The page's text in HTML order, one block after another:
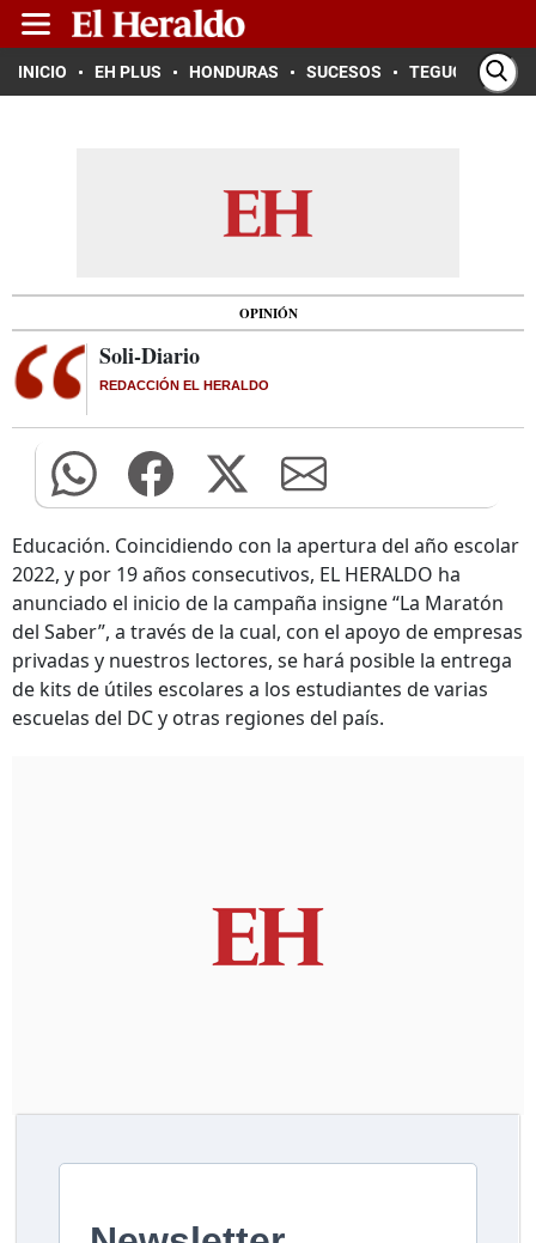
INICIO EH PLUS HONDURAS SUCESOS TEGUCIGALPA
OPINIÓN
Soli-Diario
REDACCIÓN EL HERALDO
Educación. Coincidiendo con la apertura del año escolar
2022, y por 19 años consecutivos, EL HERALDO ha
anunciado el inicio de la campaña insigne “La Maratón
del Saber”, a través de la cual, con el apoyo de empresas
privadas y nuestros lectores, se hará posible la entrega
de kits de útiles escolares a los estudiantes de varias
escuelas del DC y otras regiones del país.